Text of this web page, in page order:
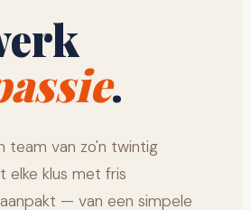
.
team van zo'n twintig
elke klus met fris
— van een simpele